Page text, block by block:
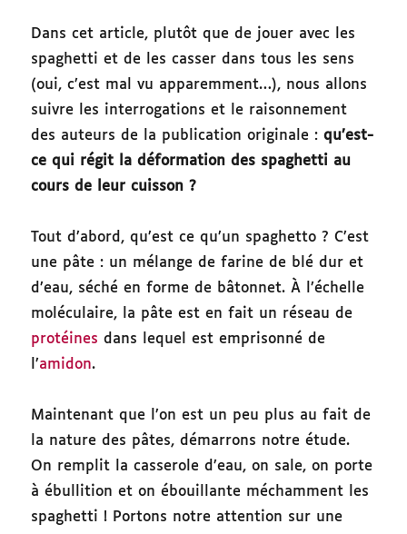
Dans cet article, plutôt que de jouer avec les
spaghetti et de les casser dans tous les sens
(oui, c’est mal vu apparemment…), nous allons
suivre les interrogations et le raisonnement
des auteurs de la publication originale :qu’est-
ce qui régit la déformation des spaghetti au
cours de leur cuisson ?
Tout d’abord, qu’est ce qu’un spaghetto ? C’est
une pâte : un mélange de farine de blé dur et
d’eau, séché en forme de bâtonnet. À l’échelle
moléculaire, la pâte est en fait un réseau de
protéines dans lequel est emprisonné de
l’amidon.
Maintenant que l’on est un peu plus au fait de
la nature des pâtes, démarrons notre étude.
On remplit la casserole d’eau, on sale, on porte
à ébullition et on ébouillante méchamment les
spaghetti ! Portons notre attention sur une